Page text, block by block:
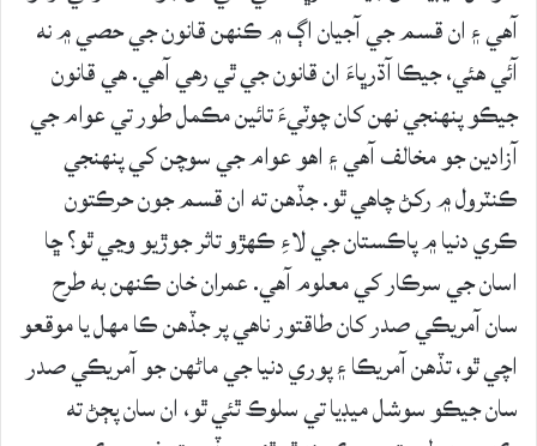
آهي ۽ ان قسم جي آجيان اڳ ۾ ڪنهن قانون جي حصي ۾ نه
آئي هئي، جيڪا آڌرڀاءَ ان قانون جي ٿي رهي آهي. هي قانون
جيڪو پنهنجي نهن کان چوٽيءَ تائين مڪمل طور تي عوام جي
آزادين جو مخالف آهي ۽ اهو عوام جي سوچن کي پنهنجي
ڪنٽرول ۾ رکڻ چاهي ٿو. جڏهن ته ان قسم جون حرڪتون
ڪري دنيا ۾ پاڪستان جي لاءِ ڪهڙو تاثر جوڙيو وڃي ٿو؟ ڇا
اسان جي سرڪار کي معلوم آهي. عمران خان ڪنهن به طرح
سان آمريڪي صدر کان طاقتور ناهي پر جڏهن ڪا مهل يا موقعو
اچي ٿو، تڏهن آمريڪا ۽ پوري دنيا جي ماڻهن جو آمريڪي صدر
سان جيڪو سوشل ميڊيا تي سلوڪ ٿئي ٿو، ان سان پڄڻ ته